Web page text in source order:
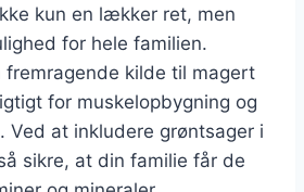
kun en lækker ret, men
for hele familien.
fremragende kilde til magert
for muskelopbygning og
Ved at inkludere grøntsager i
sikre, at din familie får de